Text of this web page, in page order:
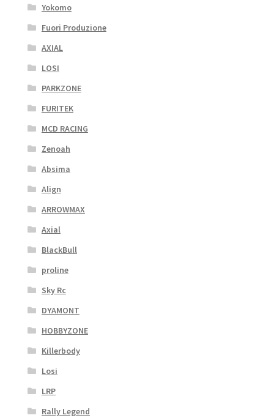
Yokomo
Fuori Produzione
AXIAL
LOSI
PARKZONE
FURITEK
MCD RACING
Zenoah
Absima
Align
ARROWMAX
Axial
BlackBull
proline
Sky Rc
DYAMONT
HOBBYZONE
Killerbody
Losi
LRP
Rally Legend